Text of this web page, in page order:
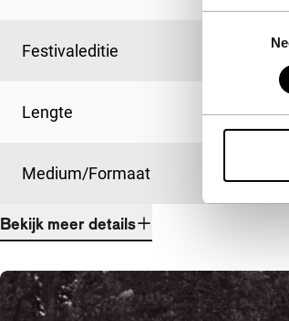
Festivaleditie
Lengte 109'
Medium/Formaat
Bekijk meer details